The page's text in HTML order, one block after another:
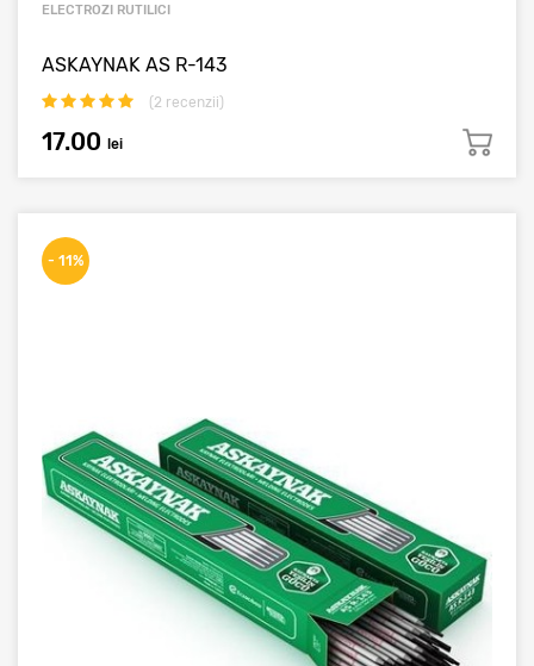
ELECTROZI RUTILICI
ASKAYNAK AS R-143
(2 recenzii)
17.00 lei
- 11%